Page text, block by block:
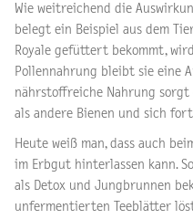
Wie weitreichend die
belegt ein Beispiel aus dem
Royale gefüttert bekommt,
Pollennahrung bleibt sie eine
nährstoffreiche Nahrung sorgt
als andere Bienen und sich
Heute weiß man, dass auch
im Erbgut hinterlassen kann.
als Detox und Jungbrunnen
unfermentierten Teeblätter